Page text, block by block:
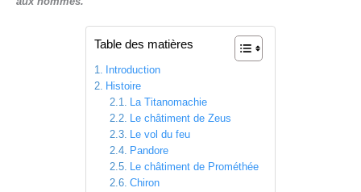
Table des matières
Introduction
Histoire
La Titanomachie
Le châtiment de Zeus
Le vol du feu
Pandore
Le châtiment de Prométhée
Chiron